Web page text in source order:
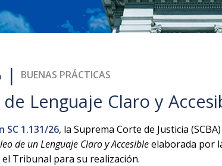
| BUENAS PRÁCTICAS
Lenguaje Claro y
SC 1.131/26, la Suprema Corte de Justicia
de un Lenguaje Claro y Accesibleelaborada por
Tribunal para su realización.